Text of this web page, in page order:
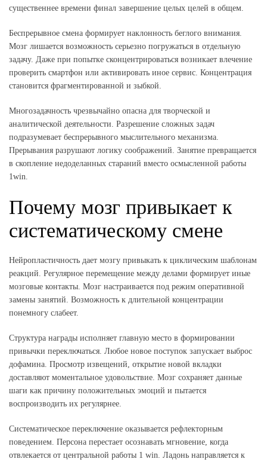
существеннее времени финал завершение целых целей в общем.
Беспрерывное смена формирует наклонность беглого внимания.
Мозг лишается возможность серьезно погружаться в отдельную
задачу. Даже при попытке сконцентрироваться возникает влечение
проверить смартфон или активировать иное сервис. Концентрация
становится фрагментированной и зыбкой.
Многозадачность чрезвычайно опасна для творческой и
аналитической деятельности. Разрешение сложных задач
подразумевает беспрерывного мыслительного механизма.
Прерывания разрушают логику соображений. Занятие превращается
в скопление недоделанных стараний вместо осмысленной работы
1win.
Почему мозг привыкает к
систематическому смене
Нейропластичность дает мозгу привыкать к циклическим шаблонам
реакций. Регулярное перемещение между делами формирует иные
мозговые контакты. Мозг настраивается под режим оперативной
замены занятий. Возможность к длительной концентрации
понемногу слабеет.
Структура награды исполняет главную место в формировании
привычки переключаться. Любое новое поступок запускает выброс
дофамина. Просмотр извещений, открытие новой вкладки
доставляют моментальное удовольствие. Мозг сохраняет данные
шаги как причину положительных эмоций и пытается
воспроизводить их регулярнее.
Систематическое переключение оказывается рефлекторным
поведением. Персона перестает осознавать мгновение, когда
отвлекается от центральной работы 1 win. Ладонь направляется к